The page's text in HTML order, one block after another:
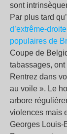
sont
Par plus tard
d’extrême-
populaires de
Coupe de
tabassages,
Rentrez dans
au voile ». Le
arbore
violences mais
Georges Louis-